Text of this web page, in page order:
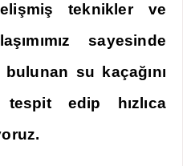
teknikler ve
sayesinde
bulunan su kaçağını
edip hızlıca